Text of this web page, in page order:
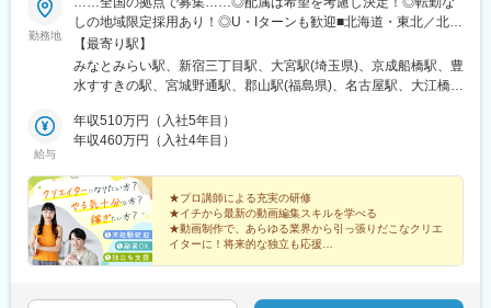
勤務地
しの地域限定採用あり！◎U・Iターンも歓迎■北海道・東北／北海
道、宮城、福島■関東／東京、神奈川、埼玉、千葉■中部／愛知■
近畿／大阪、京都、兵庫■中四国／広島、愛媛■九州／福岡、鹿児
島、沖縄※受動喫煙対策あり：屋内全面禁煙
【最寄り駅】
みなとみらい駅、新宿三丁目駅、大宮駅(埼玉県)、京成船橋駅、豊
水すすきの駅、宮城野通駅、郡山駅(福島県)、名古屋駅、大江橋
駅、県庁前駅(沖縄県)、町田駅、八王子駅、藤沢駅、海老名駅(相
模線)、春日部駅、栄町駅(千葉県)、柏駅、新宿御苑前駅、船橋
駅、七条駅、袋町駅、櫛田神社前駅、美栄橋駅、京王八王子駅、
石上駅、海老名駅(相鉄・小田急)、八木崎駅、京成千葉駅、桜木町
駅、新宿駅(東京メトロ)、大神宮下駅、狸小路駅、仙台駅(地下
鉄)、名鉄名古屋駅、北新地駅、五条駅(京都市営)、紙屋町東駅、
市役所前駅(愛媛県)、祇園駅(福岡県)、旭橋駅、千葉駅
給与
年収510万円（入社5年目）
年収460万円（入社4年目）
★プロ講師による充実の研修
★イチから最新の動画編集スキルを学べる
★動画制作で、あらゆる業界から引っ張りだこなクリエ
イターに！将来的な独立も応援